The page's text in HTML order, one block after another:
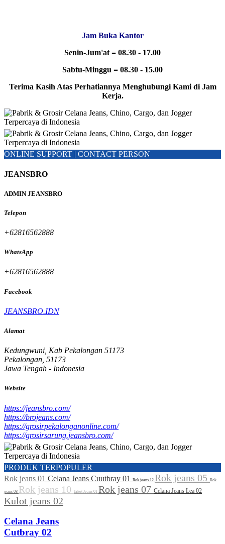
Jam Buka Kantor
Senin-Jum'at = 08.30 - 17.00
Sabtu-Minggu = 08.30 - 15.00
Terima Kasih Atas Perhatiannya Menghubungi Kami di Jam
Kerja.
ONLINE SUPPORT | CONTACT PERSON
JEANSBRO
ADMIN JEANSBRO
Telepon
+62816562888
WhatsApp
+62816562888
Facebook
JEANSBRO.IDN
Alamat
Kedungwuni, Kab Pekalongan 51173
Pekalongan, 51173
Jawa Tengah - Indonesia
Website
https://jeansbro.com/
https://brojeans.com/
https://grosirpekalonganonline.com/
https://grosirsarung.jeansbro.com/
PRODUK TERPOPULER
Rok jeans 01 Celana Jeans Cuutbray 01 Rok jeans 12 Rok jeans 05 Rok
jeans 08 Rok jeans 10 Jaket Jeans 01 Rok jeans 07 Celana Jeans Lea 02
Kulot jeans 02
Celana Jeans
Cutbray 02